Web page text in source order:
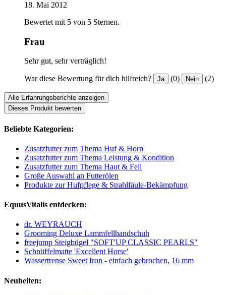
18. Mai 2012
Bewertet mit 5 von 5 Sternen.
Frau
Sehr gut, sehr verträglich!
War diese Bewertung für dich hilfreich? Ja (0) Nein (2)
Alle Erfahrungsberichte anzeigen
Dieses Produkt bewerten
Beliebte Kategorien:
Zusatzfutter zum Thema Huf & Horn
Zusatzfutter zum Thema Leistung & Kondition
Zusatzfutter zum Thema Haut & Fell
Große Auswahl an Futterölen
Produkte zur Hufpflege & Strahlfäule-Bekämpfung
EquusVitalis entdecken:
dr. WEYRAUCH
Grooming Deluxe Lammfellhandschuh
freejump Steigbügel "SOFT'UP CLASSIC PEARLS"
Schnüffelmatte 'Excellent Horse'
Wassertrense Sweet Iron - einfach gebrochen, 16 mm
Neuheiten: